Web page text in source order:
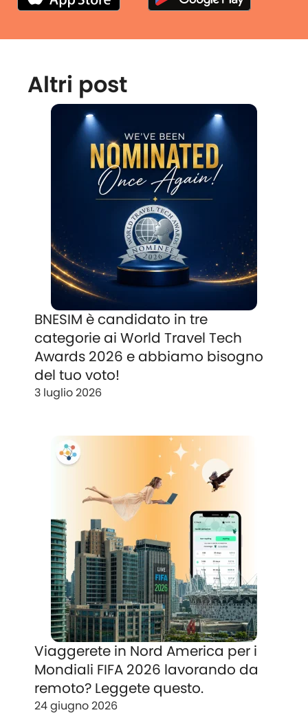
Altri post
BNESIM è candidato in tre
categorie ai World Travel Tech
Awards 2026 e abbiamo bisogno
del tuo voto!
3 luglio 2026
Viaggerete in Nord America per i
Mondiali FIFA 2026 lavorando da
remoto? Leggete questo.
24 giugno 2026